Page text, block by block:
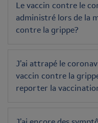
Le vaccin contre le
administré lors de la
contre la grippe?
J’ai attrapé le
vaccin contre la
reporter la